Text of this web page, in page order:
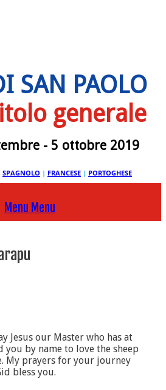
SAN PAOLO
generale
- 5 ottobre 2019
SPAGNOLO | FRANCESE | PORTOGHESE
Menu Menu
Jesus our Master who has at
by name to love the sheep
My prayers for your journey
bless you.